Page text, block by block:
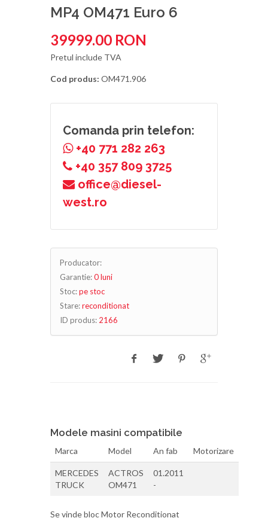
MP4 OM471 Euro 6
39999.00 RON
Pretul include TVA
Cod produs: OM471.906
Comanda prin telefon:
+40 771 282 263
+40 357 809 3725
office@diesel-
west.ro
Producator:
Garantie:0 luni
Stoc:pe stoc
Stare:reconditionat
ID produs: 2166
Modele masini compatibile
Marca Model An fab Motorizare
MERCEDES
TRUCK
ACTROS
OM471
01.2011
-
Se vinde bloc Motor Reconditionat